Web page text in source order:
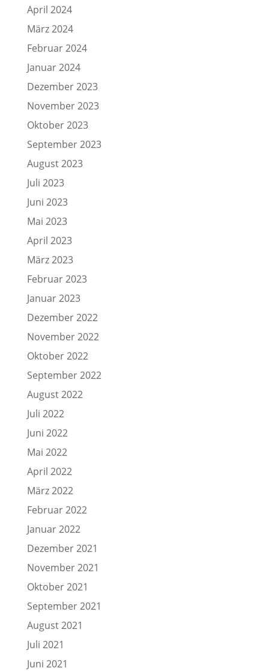
April 2024
März 2024
Februar 2024
Januar 2024
Dezember 2023
November 2023
Oktober 2023
September 2023
August 2023
Juli 2023
Juni 2023
Mai 2023
April 2023
März 2023
Februar 2023
Januar 2023
Dezember 2022
November 2022
Oktober 2022
September 2022
August 2022
Juli 2022
Juni 2022
Mai 2022
April 2022
März 2022
Februar 2022
Januar 2022
Dezember 2021
November 2021
Oktober 2021
September 2021
August 2021
Juli 2021
Juni 2021